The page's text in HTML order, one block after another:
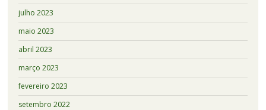
julho 2023
maio 2023
abril 2023
março 2023
fevereiro 2023
setembro 2022